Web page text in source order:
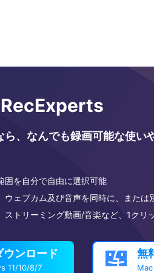
ら、なんでも録画可能な使い
囲を自分で自由に選択可能
ウェブカム及び音声を同時に、または
ストリーミング動画/音楽など、1クリ
ウンロード
11/10/8/7  無